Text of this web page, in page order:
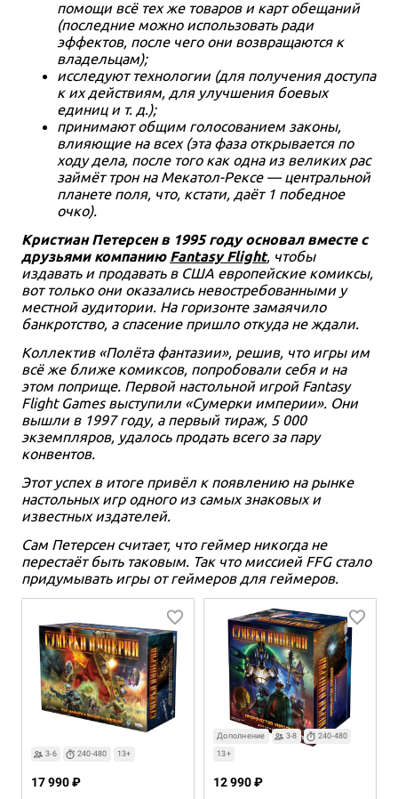
помощи всё тех же товаров и карт обещаний
(последние можно использовать ради
эффектов, после чего они возвращаются к
владельцам);
исследуют технологии (для получения доступа
к их действиям, для улучшения боевых
единиц и т. д.);
принимают общим голосованием законы,
влияющие на всех (эта фаза открывается по
ходу дела, после того как одна из великих рас
займёт трон на Мекатол-Рексе — центральной
планете поля, что, кстати, даёт 1 победное
очко).
Кристиан Петерсен в 1995 году основал вместе с
друзьями компаниюFantasy Flight, чтобы
издавать и продавать в США европейские комиксы,
вот только они оказались невостребованными у
местной аудитории. На горизонте замаячило
банкротство, а спасение пришло откуда не ждали.
Коллектив «Полёта фантазии», решив, что игры им
всё же ближе комиксов, попробовали себя и на
этом поприще. Первой настольной игрой Fantasy
Flight Games выступили «Сумерки империи». Они
вышли в 1997 году, а первый тираж, 5 000
экземпляров, удалось продать всего за пару
конвентов.
Этот успех в итоге привёл к появлению на рынке
настольных игр одного из самых знаковых и
известных издателей.
Сам Петерсен считает, что геймер никогда не
перестаёт быть таковым. Так что миссией FFG стало
придумывать игры от геймеров для геймеров.
3-6 240-480 13+
17 990 ₽
Дополнение 3-8
240-480
13+
12 990 ₽